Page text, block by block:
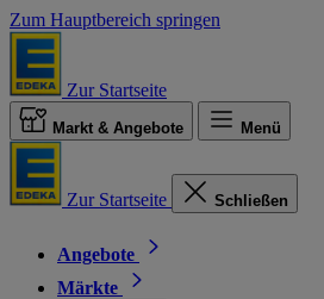
Zum Hauptbereich springen
Zur Startseite
Markt & Angebote Menü
Zur Startseite Schließen
Angebote
Märkte